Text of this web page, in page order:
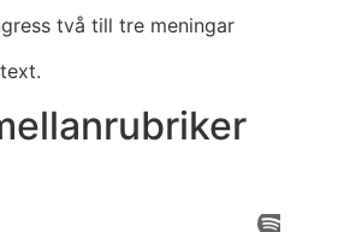
två till tre meningar